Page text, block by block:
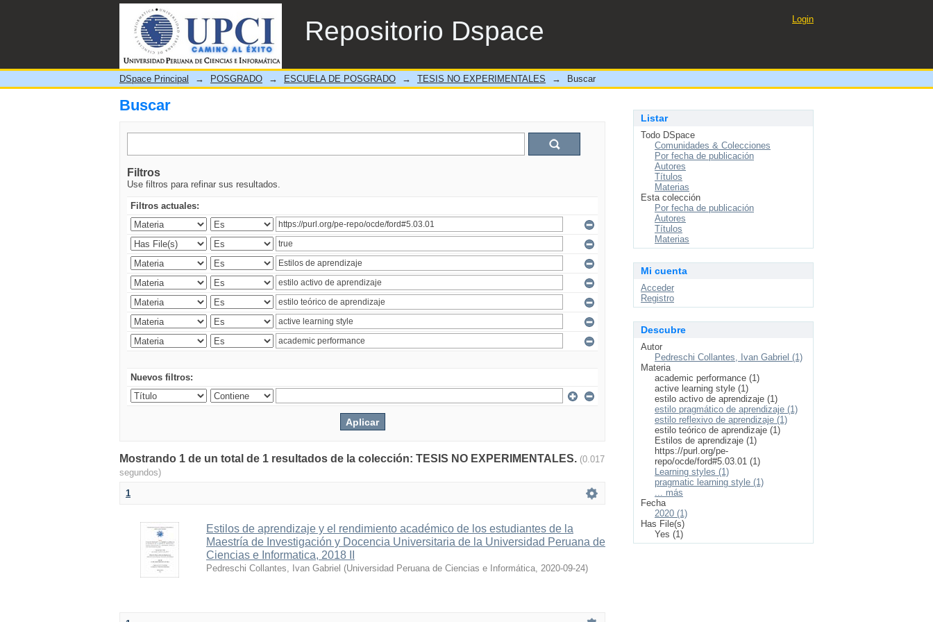
Repositorio Dspace
Buscar
Login
DSpace Principal → POSGRADO → ESCUELA DE POSGRADO → TESIS NO EXPERIMENTALES → Buscar
Buscar
Filtros
Use filtros para refinar sus resultados.
Filtros actuales:
Nuevos filtros:
Mostrando 1 de un total de 1 resultados de la colección: TESIS NO EXPERIMENTALES. (0.017
segundos)
1
Estilos de aprendizaje y el rendimiento académico de los estudiantes de la
Maestría de Investigación y Docencia Universitaria de la Universidad Peruana de
Ciencias e Informatica, 2018 II
Pedreschi Collantes, Ivan Gabriel (Universidad Peruana de Ciencias e Informática, 2020-09-24)
Listar
Todo DSpace
Comunidades & Colecciones
Por fecha de publicación
Autores
Títulos
Materias
Esta colección
Por fecha de publicación
Autores
Títulos
Materias
Mi cuenta
Acceder
Registro
Descubre
Autor
Pedreschi Collantes, Ivan Gabriel (1)
Materia
academic performance (1)
active learning style (1)
estilo activo de aprendizaje (1)
estilo pragmático de aprendizaje (1)
estilo reflexivo de aprendizaje (1)
estilo teórico de aprendizaje (1)
Estilos de aprendizaje (1)
https://purl.org/pe-
repo/ocde/ford#5.03.01 (1)
Learning styles (1)
pragmatic learning style (1)
... más
Fecha
2020 (1)
Has File(s)
Yes (1)